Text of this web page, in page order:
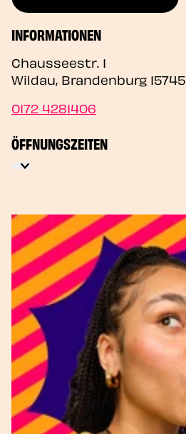
INFORMATIONEN
Chausseestr. 1
Wildau, Brandenburg 15745
0172 4281406
ÖFFNUNGSZEITEN